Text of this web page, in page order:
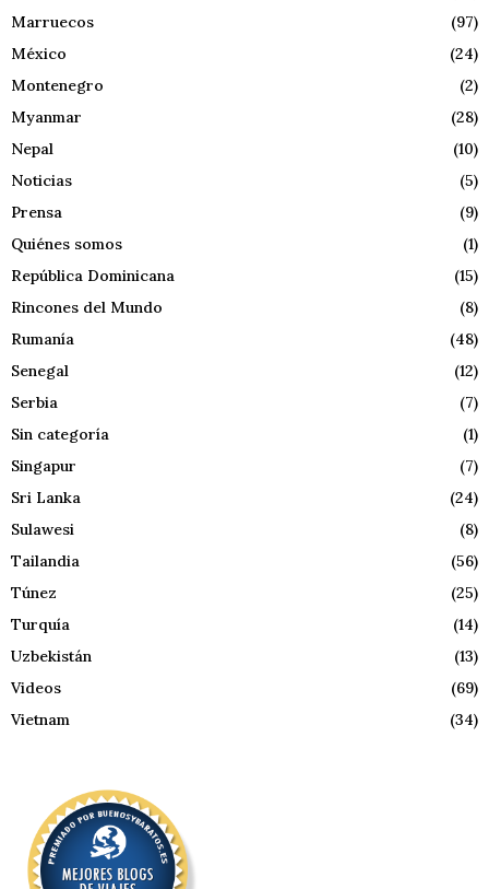
Marruecos
(97)
México
(24)
Montenegro
(2)
Myanmar
(28)
Nepal
(10)
Noticias
(5)
Prensa
(9)
Quiénes somos
(1)
República Dominicana
(15)
Rincones del Mundo
(8)
Rumanía
(48)
Senegal
(12)
Serbia
(7)
Sin categoría
(1)
Singapur
(7)
Sri Lanka
(24)
Sulawesi
(8)
Tailandia
(56)
Túnez
(25)
Turquía
(14)
Uzbekistán
(13)
Videos
(69)
Vietnam
(34)